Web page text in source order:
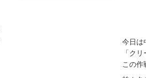
今日は
「ク
この作